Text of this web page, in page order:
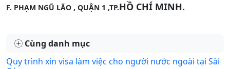
F. PHẠM NGŨ LÃO , QUẬN 1 ,TP.HỒ CHÍ MINH.
Cùng danh mục
Quy trình xin visa làm việc cho người nước ngoài tại Sài